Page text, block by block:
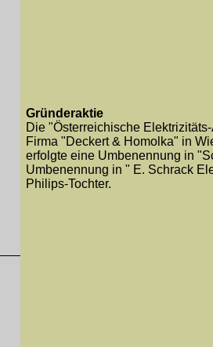
Gründeraktie
Die "Österreichische
Firma "Deckert & Homolka" in
erfolgte eine Umbenennung in
Umbenennung in " E. Schrack
Philips-Tochter.